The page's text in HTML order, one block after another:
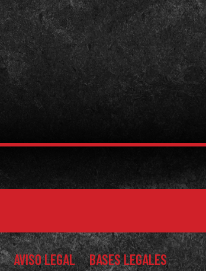
AVISO LEGAL BASES LEGALES